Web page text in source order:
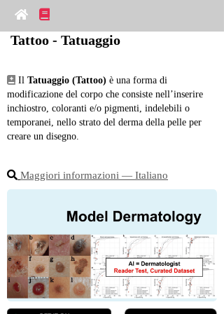
Tattoo - Tatuaggio
Il Tatuaggio (Tattoo) è una forma di
modificazione del corpo che consiste nell’inserire
inchiostro, coloranti e/o pigmenti, indelebili o
temporanei, nello strato del derma della pelle per
creare un disegno.
Maggiori informazioni ― Italiano